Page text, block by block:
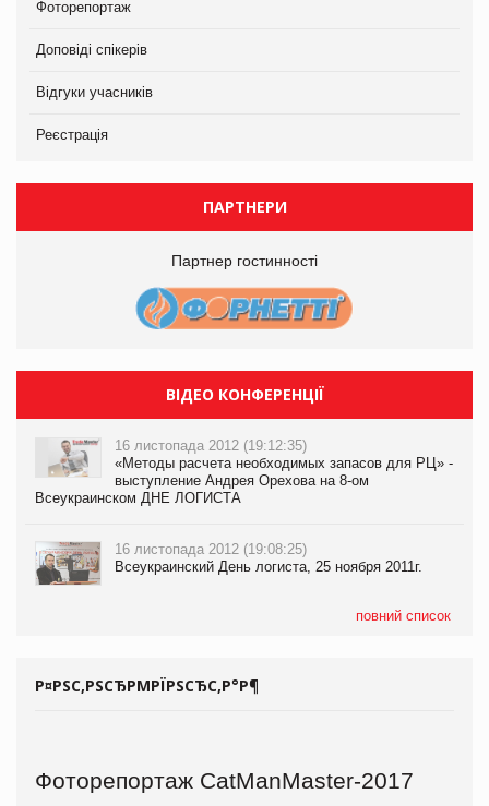
Фоторепортаж
Доповіді спікерів
Відгуки учасників
Реєстрація
ПАРТНЕРИ
Партнер гостинності
ВІДЕО КОНФЕРЕНЦІЇ
16 листопада 2012 (19:12:35)
«Методы расчета необходимых запасов для РЦ» -
выступление Андрея Орехова на 8-ом
Всеукраинском ДНЕ ЛОГИСТА
16 листопада 2012 (19:08:25)
Всеукраинский День логиста, 25 ноября 2011г.
повний список
Р¤РЅС‚РЅСЂРΜРЇРЅСЂС‚Р°Р¶
Фоторепортаж CatManMaster-2017